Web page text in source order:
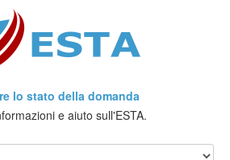
lo stato della domanda
e aiuto sull'ESTA.